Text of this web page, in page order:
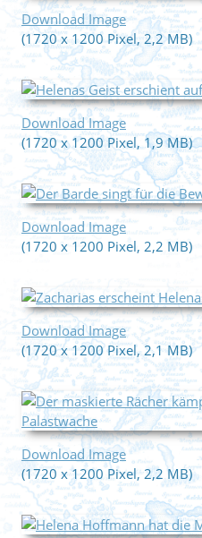
Download Image
(1720 x 1200 Pixel, 2,2 MB)
Download Image
(1720 x 1200 Pixel, 1,9 MB)
Download Image
(1720 x 1200 Pixel, 2,2 MB)
Download Image
(1720 x 1200 Pixel, 2,1 MB)
Download Image
(1720 x 1200 Pixel, 2,2 MB)